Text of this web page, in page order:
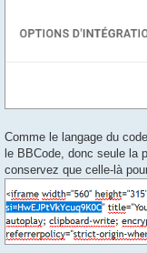
Comme le langage du
le BBCode, donc seule la
conservez que celle-là